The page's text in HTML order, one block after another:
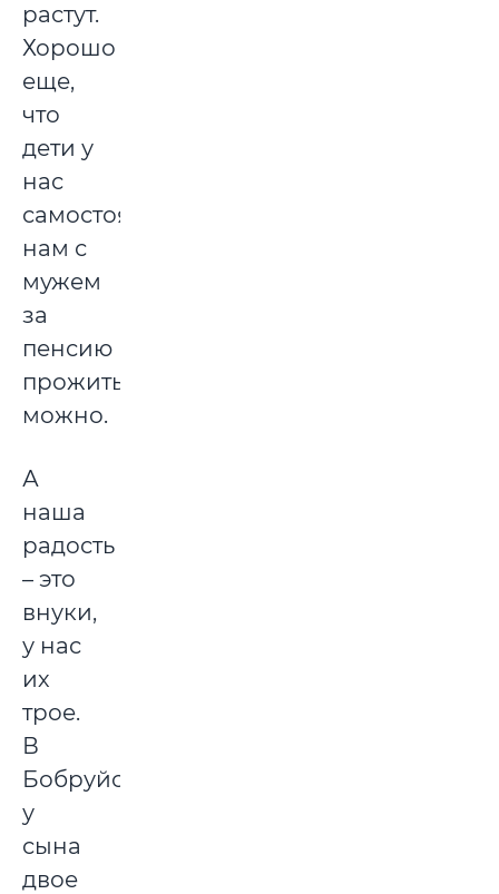
растут.
Хорошо
еще,
что
дети у
нас
самостоятельные,
нам с
мужем
за
пенсию
прожить
можно.
А
наша
радость
– это
внуки,
у нас
их
трое.
В
Бобруйске
у
сына
двое